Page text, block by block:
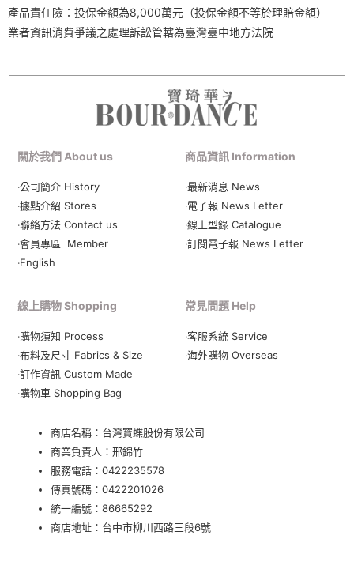
產品責任險：投保金額為8,000萬元（投保金額不等於理賠金額）
業者資訊消費爭議之處理訴訟管轄為臺灣臺中地方法院
關於我們 About us
‧公司簡介 History
‧據點介紹 Stores
‧聯絡方法 Contact us
‧會員專區 Member
‧English
商品資訊 Information
‧最新消息 News
‧電子報 News Letter
‧線上型錄 Catalogue
‧訂閱電子報 News Letter
線上購物 Shopping
‧購物須知 Process
‧布料及尺寸 Fabrics & Size
‧訂作資訊 Custom Made
‧購物車 Shopping Bag
常見問題 Help
‧客服系統 Service
‧海外購物 Overseas
商店名稱：台灣寶蝶股份有限公司
商業負責人：邢錦竹
服務電話： 0422235578
傳真號碼：0422201026
統一編號：86665292
商店地址： 台中市柳川西路三段6號